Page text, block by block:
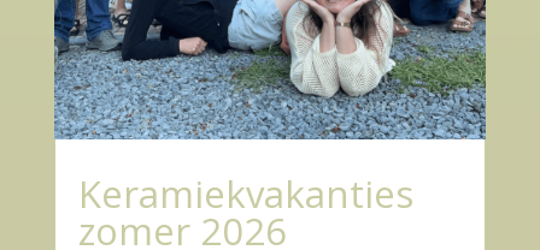
Keramiekvakanties
zomer 2026